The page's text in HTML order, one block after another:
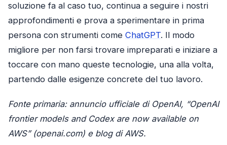
soluzione fa al caso tuo, continua a seguire i nostri
approfondimenti e prova a sperimentare in prima
persona con strumenti come ChatGPT. Il modo
migliore per non farsi trovare impreparati e iniziare a
toccare con mano queste tecnologie, una alla volta,
partendo dalle esigenze concrete del tuo lavoro.
Fonte primaria: annuncio ufficiale di OpenAI, “OpenAI
frontier models and Codex are now available on
AWS” (openai.com) e blog di AWS.